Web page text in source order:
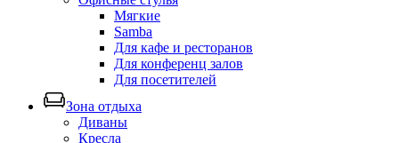
Мягкие
Samba
Для кафе и ресторанов
Для конференц залов
Для посетителей
Зона отдыха
Диваны
Кресла